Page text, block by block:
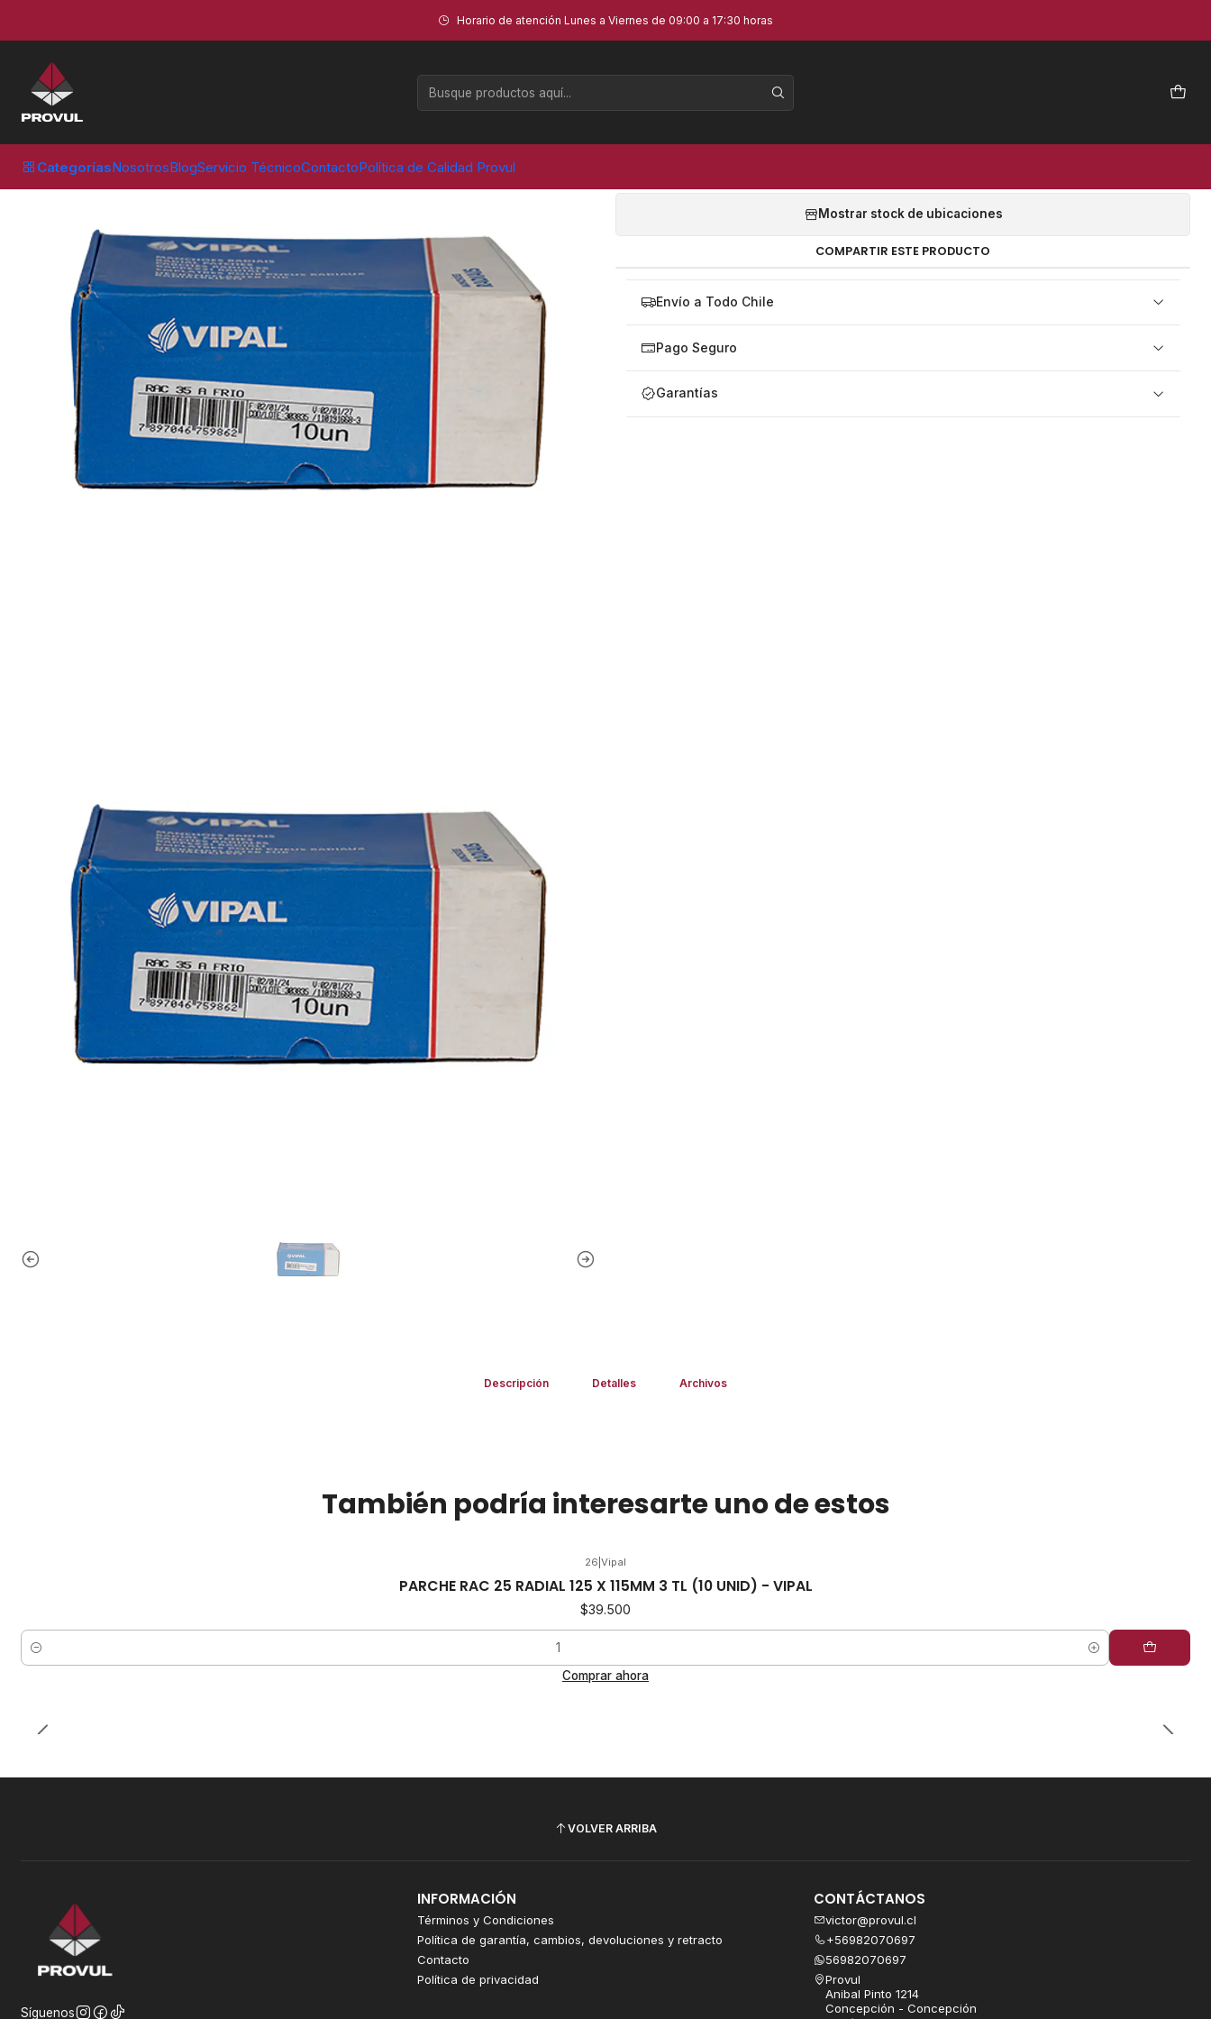
CategoríasNosotrosBlogServicio TécnicoContactoPolítica de Calidad Provul
Horario de atención Lunes a Viernes de 09:00 a 17:30 horas
PARCHE RAC 35 RADIAL 180 X 130MM 4TL (10 UNID) - VIPAL
PARCHE RAC 35 RADIAL 180 X 130MM 4TL
(10 UNID) - VIPAL
Mostrar stock de ubicaciones
COMPARTIR ESTE PRODUCTO
Envío a Todo Chile
Pago Seguro
Garantías
Descripción Detalles Archivos
También podría interesarte uno de estos
26 Vipal
PARCHE RAC 25 RADIAL 125 X 115MM 3 TL (10 UNID) - VIPAL
$39.500
Cantidad
Comprar ahora
VOLVER ARRIBA
Síguenos
INFORMACIÓN
Términos y Condiciones
Política de garantía, cambios, devoluciones y retracto
Contacto
Política de privacidad
CONTÁCTANOS
victor@provul.cl
+56982070697
56982070697
Provul
Anibal Pinto 1214
Concepción - Concepción